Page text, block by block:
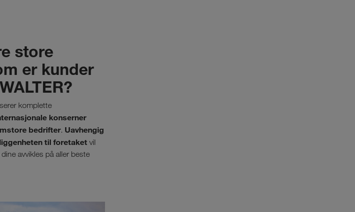
store
er kunder
komplette
konserner
bedrifter. Uavhengig
til foretaket vil
avvikles på aller beste